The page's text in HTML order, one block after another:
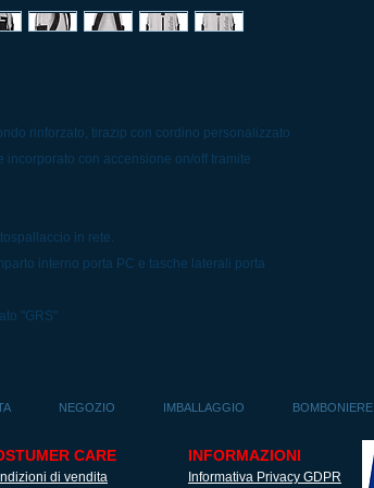
rinforzato, tirazip con cordino personalizzato
con accensione on/off tramite
in rete.
interno porta PC e tasche laterali porta
"GRS"
NEGOZIO IMBALLAGGIO BOMBONIERE
CARE INFORMAZIONI
di vendita Informativa Privacy GDPR